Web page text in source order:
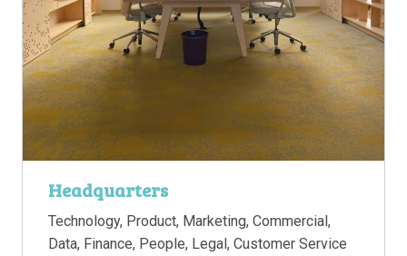
Headquarters
Technology, Product, Marketing, Commercial,
Data, Finance, People, Legal, Customer Service